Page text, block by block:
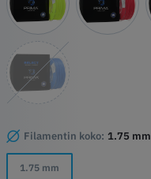
Filamentin koko: 1.75 mm
1.75 mm